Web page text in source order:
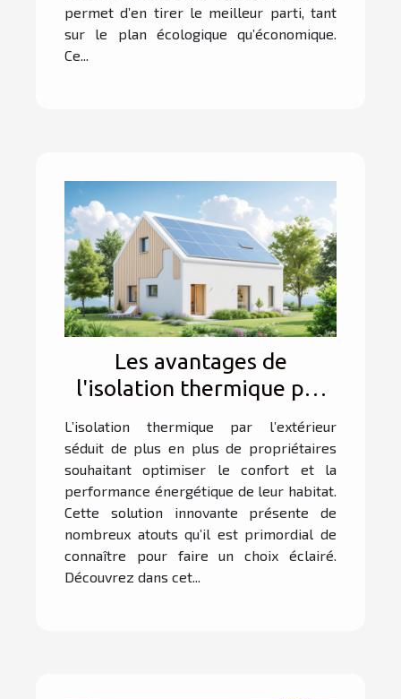
permet d’en tirer le meilleur parti, tant
sur le plan écologique qu’économique.
Ce...
Les avantages de
l'isolation thermique par
l'extérieur pour votre
maison
L’isolation thermique par l’extérieur
séduit de plus en plus de propriétaires
souhaitant optimiser le confort et la
performance énergétique de leur habitat.
Cette solution innovante présente de
nombreux atouts qu’il est primordial de
connaître pour faire un choix éclairé.
Découvrez dans cet...